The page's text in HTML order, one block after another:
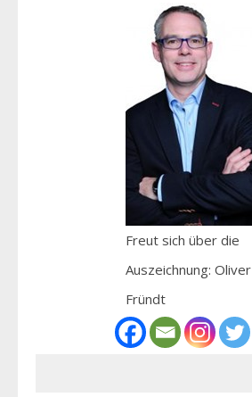
Freut sich über die
Auszeichnung: Oliver
Fründt